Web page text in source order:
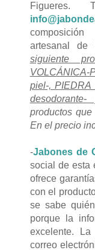
Figueres.
artesanal
siguiente
piel-, PIEDRA
productos
En el precio
-Jabones de
social de esta
ofrece
con el
se sabe
porque la
excelente.
correo